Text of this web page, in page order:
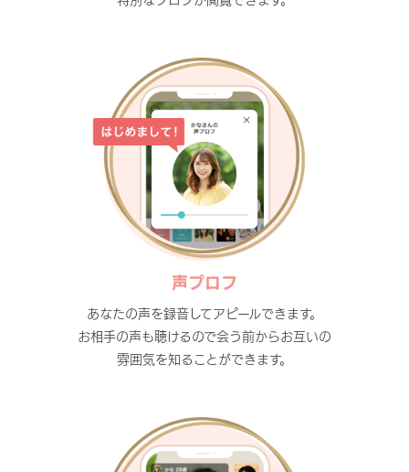
声プロフ
あなたの声を録音してアピールできます。
お相手の声も聴けるので会う前からお互いの
雰囲気を知ることができます。